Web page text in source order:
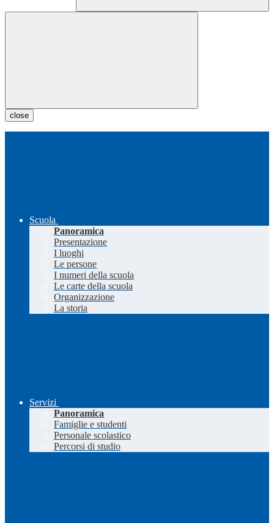
close
Scuola
Panoramica
Presentazione
I luoghi
Le persone
I numeri della scuola
Le carte della scuola
Organizzazione
La storia
Servizi
Panoramica
Famiglie e studenti
Personale scolastico
Percorsi di studio